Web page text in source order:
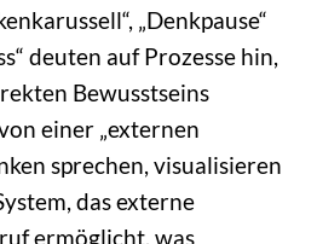
„Denkpause“
deuten auf Prozesse hin,
Bewusstseins
einer „externen
sprechen, visualisieren
das externe
ermöglicht, was